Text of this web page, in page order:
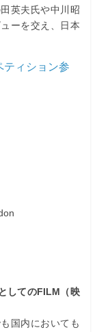
英夫氏や中川昭
ーを交え、日本
ティション参
してのFILM（映
国内においても